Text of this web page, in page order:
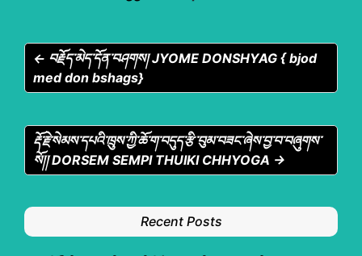
← བརྗོད་མེད་དོན་བཤགས། JYOME DONSHYAG { bjod
med don bshags}
རྡོ་རྗེ་སེམས་དཔའི་ཁྲུས་ཀྱི་ཆོ་ག་བདུད་རྩི་བུམ་བཟང་ཞེས་བྱ་བ་བཞུགས་
སོ།། DORSEM SEMPI THUIKI CHHYOGA →
Recent Posts